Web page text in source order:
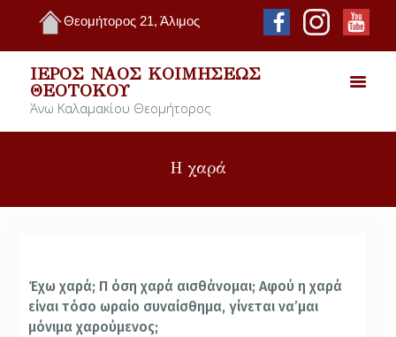
Θεομήτορος 21, Άλιμος
ΙΕΡΌΣ ΝΑΌΣ ΚΟΙΜΉΣΕΩΣ
ΘΕΟΤΌΚΟΥ
Άνω Καλαμακίου Θεομήτορος
Η χαρά
Έχω χαρά; Π όση χαρά αισθάνομαι; Αφού η χαρά
είναι τόσο ωραίο συναίσθημα, γίνεται να’μαι
μόνιμα χαρούμενος;